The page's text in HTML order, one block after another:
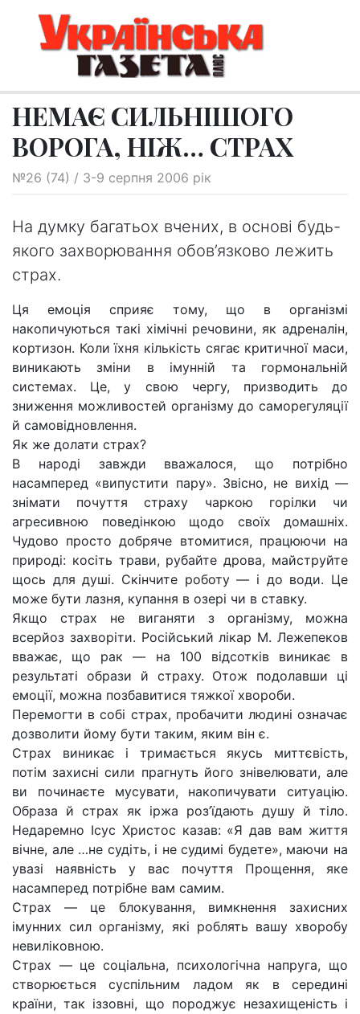
НЕМАЄ СИЛЬНІШОГО
ВОРОГА, НІЖ… СТРАХ
№26 (74) / 3-9 серпня 2006 рік
На думку багатьох вчених, в основі будь-
якого захворювання обов’язково лежить
страх.
Ця емоція сприяє тому, що в організмі
накопичуються такі хімічні речовини, як адреналін,
кортизон. Коли їхня кількість сягає критичної маси,
виникають зміни в імунній та гормональній
системах. Це, у свою чергу, призводить до
зниження можливостей організму до саморегуляції
й самовідновлення.
Як же долати страх?
В народі завжди вважалося, що потрібно
насамперед «випустити пару». Звісно, не вихід —
знімати почуття страху чаркою горілки чи
агресивною поведінкою щодо своїх домашніх.
Чудово просто добряче втомитися, працюючи на
природі: косіть трави, рубайте дрова, майструйте
щось для душі. Скінчите роботу — і до води. Це
може бути лазня, купання в озері чи в ставку.
Якщо страх не виганяти з організму, можна
всерйоз захворіти. Російський лікар М. Лежепеков
вважає, що рак — на 100 відсотків виникає в
результаті образи й страху. Отож подолавши ці
емоції, можна позбавитися тяжкої хвороби.
Перемогти в собі страх, пробачити людині означає
дозволити йому бути таким, яким він є.
Страх виникає і тримається якусь миттєвість,
потім захисні сили прагнуть його знівелювати, але
ви починаєте мусувати, накопичувати ситуацію.
Образа й страх як іржа роз’їдають душу й тіло.
Недаремно Ісус Христос казав: «Я дав вам життя
вічне, але …не судіть, і не судимі будете», маючи на
увазі наявність у вас почуття Прощення, яке
насамперед потрібне вам самим.
Страх — це блокування, вимкнення захисних
імунних сил організму, які роблять вашу хворобу
невиліковною.
Страх — це соціальна, психологічна напруга, що
створюється суспільним ладом як в середині
країни, так іззовні, що породжує незахищеність і